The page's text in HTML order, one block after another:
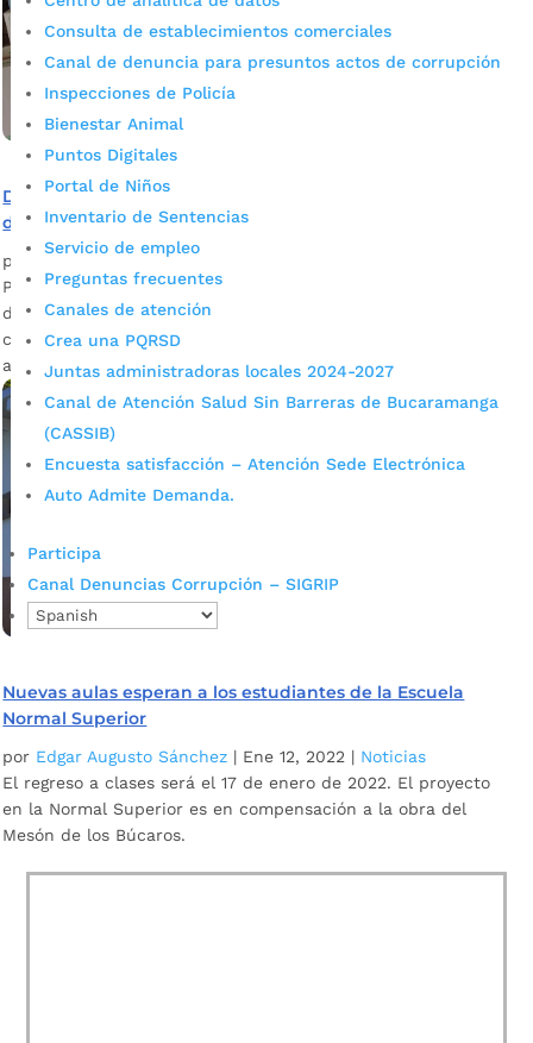
Consulta de establecimientos comerciales
Canal de denuncia para presuntos actos de corrupción
Inspecciones de Policía
Bienestar Animal
Puntos Digitales
Portal de Niños
Inventario de Sentencias
Servicio de empleo
Preguntas frecuentes
Canales de atención
Crea una PQRSD
Juntas administradoras locales 2024-2027
Canal de Atención Salud Sin Barreras de Bucaramanga
(CASSIB)
Encuesta satisfacción – Atención Sede Electrónica
Auto Admite Demanda.
Participa
Canal Denuncias Corrupción – SIGRIP
Dos millones de tapabocas protegerán a estudiantes y
docentes en el regreso a clases
por Edgar Augusto Sánchez
Para un regreso seguro a clases, la Secretaría de Educación
de Bucaramanga invirtió $1.093 millones en la protección de
cerca de 81 mil personas entre estudiantes, docentes y
administrativos de colegios oficiales de la ciudad.
Nuevas aulas esperan a los estudiantes de la Escuela
Normal Superior
por Edgar Augusto Sánchez | Ene 12, 2022 | Noticias
El regreso a clases será el 17 de enero de 2022. El proyecto
en la Normal Superior es en compensación a la obra del
Mesón de los Búcaros.